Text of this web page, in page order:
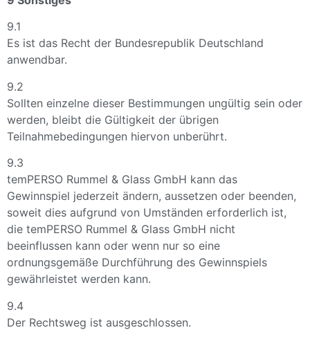
9.1
Es ist das Recht der Bundesrepublik Deutschland
anwendbar.
9.2
Sollten einzelne dieser Bestimmungen ungültig sein oder
werden, bleibt die Gültigkeit der übrigen
Teilnahmebedingungen hiervon unberührt.
9.3
temPERSO Rummel & Glass GmbH kann das
Gewinnspiel jederzeit ändern, aussetzen oder beenden,
soweit dies aufgrund von Umständen erforderlich ist,
die temPERSO Rummel & Glass GmbH nicht
beeinflussen kann oder wenn nur so eine
ordnungsgemäße Durchführung des Gewinnspiels
gewährleistet werden kann.
9.4
Der Rechtsweg ist ausgeschlossen.